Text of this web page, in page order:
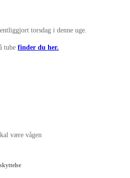
torsdag i denne uge.
tube finder du her.
være vågen